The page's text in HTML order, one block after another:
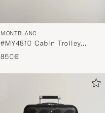
MONTBLANC
#MY4810 Cabin Trolley
Black
850€